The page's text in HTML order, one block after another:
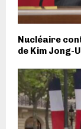
Nucléaire
de Kim Jong-